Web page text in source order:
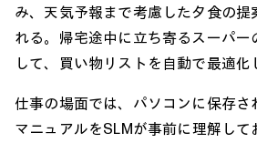
み、天気予報まで考慮した夕食の提
れる。帰宅途中に立ち寄るスーパー
して、買い物リストを自動で最適化
仕事の場面では、パソコンに保存さ
マニュアルをSLMが事前に理解し